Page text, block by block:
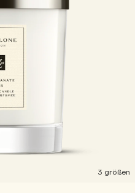
3 größen